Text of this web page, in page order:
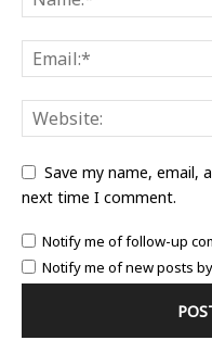
Save my name, email,
next time I comment.
Notify me of follow-up
Notify me of new posts